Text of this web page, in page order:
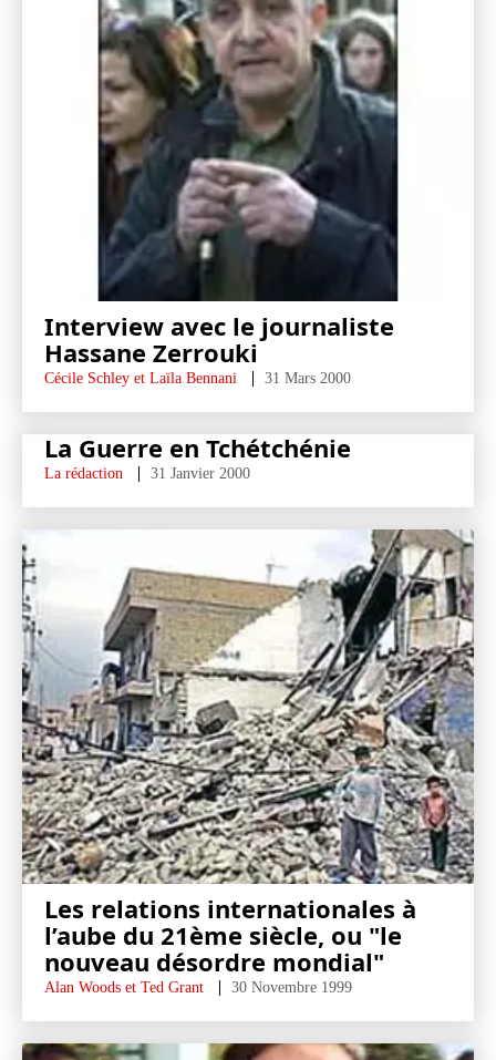
Interview avec le journaliste
Hassane Zerrouki
Cécile Schley et Laïla Bennani 31 Mars 2000
La Guerre en Tchétchénie
La rédaction 31 Janvier 2000
Les relations internationales à
l’aube du 21ème siècle, ou "le
nouveau désordre mondial"
Alan Woods et Ted Grant 30 Novembre 1999